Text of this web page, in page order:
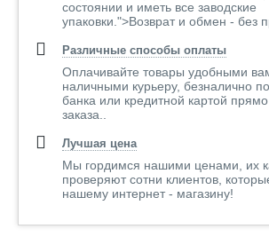
состоянии и иметь все заводские
упаковки.">Возврат и обмен - без
Различные способы оплаты
Оплачивайте товары удобными
наличными курьеру, безналично
банка или кредитной картой
заказа..
Лучшая цена
Мы гордимся нашими ценами, их
проверяют сотни клиентов,
нашему интернет - магазину!